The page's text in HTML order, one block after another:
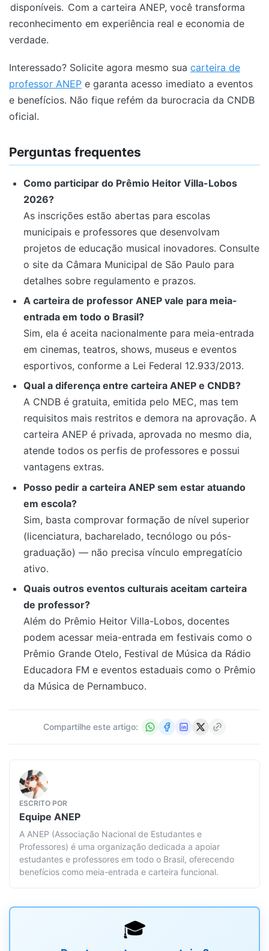
disponíveis. Com a carteira ANEP, você transforma
reconhecimento em experiência real e economia de
verdade.
Interessado? Solicite agora mesmo sua carteira de
professor ANEP e garanta acesso imediato a eventos
e benefícios. Não fique refém da burocracia da CNDB
oficial.
Perguntas frequentes
Como participar do Prêmio Heitor Villa-Lobos
2026?
As inscrições estão abertas para escolas
municipais e professores que desenvolvam
projetos de educação musical inovadores. Consulte
o site da Câmara Municipal de São Paulo para
detalhes sobre regulamento e prazos.
A carteira de professor ANEP vale para meia-
entrada em todo o Brasil?
Sim, ela é aceita nacionalmente para meia-entrada
em cinemas, teatros, shows, museus e eventos
esportivos, conforme a Lei Federal 12.933/2013.
Qual a diferença entre carteira ANEP e CNDB?
A CNDB é gratuita, emitida pelo MEC, mas tem
requisitos mais restritos e demora na aprovação. A
carteira ANEP é privada, aprovada no mesmo dia,
atende todos os perfis de professores e possui
vantagens extras.
Posso pedir a carteira ANEP sem estar atuando
em escola?
Sim, basta comprovar formação de nível superior
(licenciatura, bacharelado, tecnólogo ou pós-
graduação) — não precisa vínculo empregatício
ativo.
Quais outros eventos culturais aceitam carteira
de professor?
Além do Prêmio Heitor Villa-Lobos, docentes
podem acessar meia-entrada em festivais como o
Prêmio Grande Otelo, Festival de Música da Rádio
Educadora FM e eventos estaduais como o Prêmio
da Música de Pernambuco.
Compartilhe este artigo:
ESCRITO POR
Equipe ANEP
A ANEP (Associação Nacional de Estudantes e
Professores) é uma organização dedicada a apoiar
estudantes e professores em todo o Brasil, oferecendo
benefícios como meia-entrada e carteira funcional.
🎓